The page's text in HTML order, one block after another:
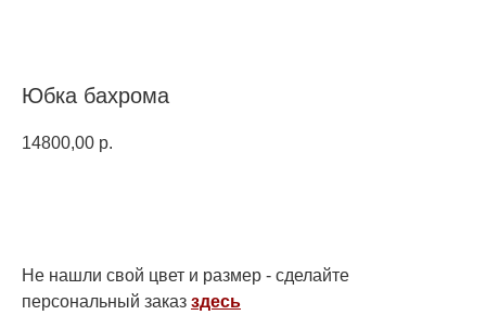
Юбка бахрома
14800,00 р.
Не нашли свой цвет и размер - сделайте
персональный заказ здесь